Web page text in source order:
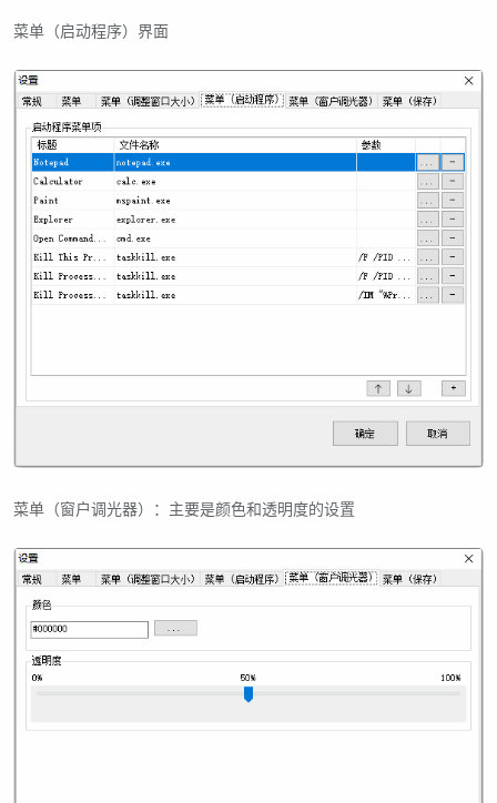
菜单（启动程序）界面
菜单（窗户调光器）：主要是颜色和透明度的设置